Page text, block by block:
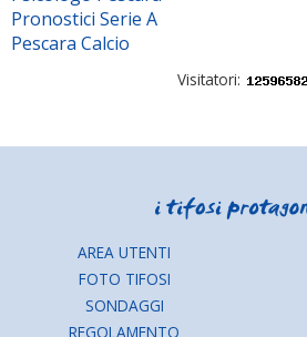
Pronostici Serie A
Pescara Calcio
Visitatori:
AREA UTENTI
FOTO TIFOSI
SONDAGGI
REGOLAMENTO